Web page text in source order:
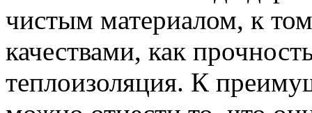
чистым материалом, к
качествами, как
теплоизоляция. К